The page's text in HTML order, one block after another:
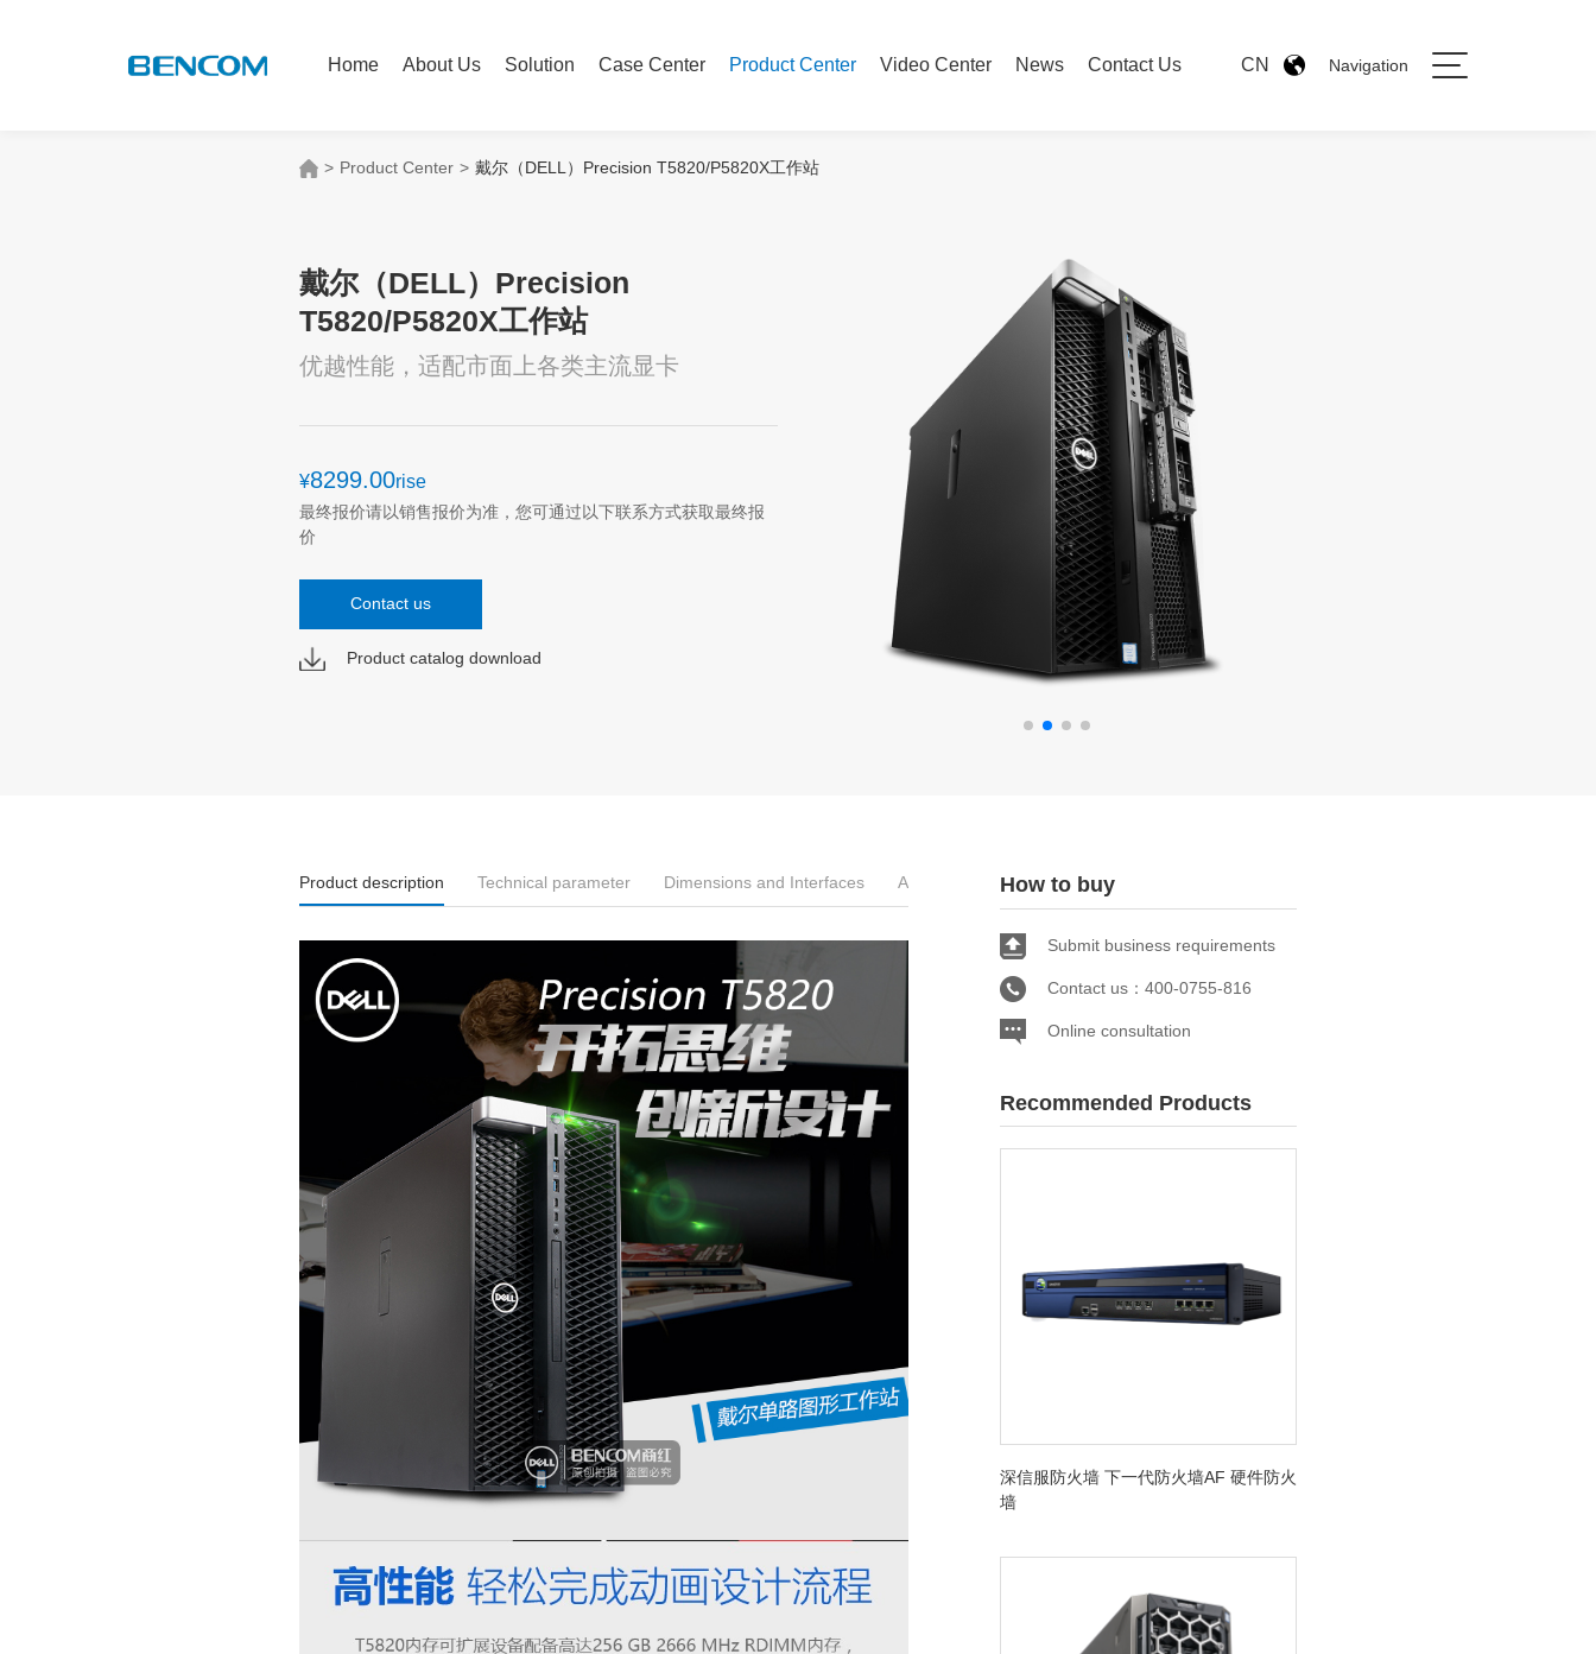
Home About Us Solution Case Center Product Center Video Center News Contact Us CN Navigation
> Product Center > 戴尔（DELL）Precision T5820/P5820X工作站
戴尔（DELL）Precision
T5820/P5820X工作站
优越性能，适配市面上各类主流显卡
¥8299.00rise
最终报价请以销售报价为准，您可通过以下联系方式获取最终报
价
Contact us
Product catalog download
Product description Technical parameter Dimensions and Interfaces Applications How to buy
Submit business requirements
Contact us：400-0755-816
Online consultation
Recommended Products
深信服防火墙 下一代防火墙AF 硬件防火
墙